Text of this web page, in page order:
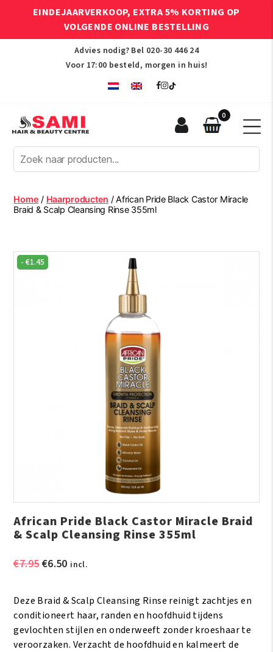
EINDEJAARVERKOOP, EXTRA 5% KORTING OP
VOLGENDE ONLINE BESTELLING
Advies nodig? Bel 020-30 446 24
Voor 17:00 besteld, morgen in huis!
Afro
Hair
Beauty
Centre
0
Home / Haarproducten / African Pride Black Castor Miracle
Braid & Scalp Cleansing Rinse 355ml
-€1.45
African Pride Black Castor Miracle Braid
& Scalp Cleansing Rinse 355ml
€7.95Oorspronkelijke
€7.95.
€6.50Huidige
€6.50.
incl.
Deze Braid & Scalp Cleansing Rinse reinigt zachtjes en
conditioneert haar, randen en hoofdhuid tijdens
gevlochten stijlen en onderweeft zonder kroeshaar te
veroorzaken. Verzacht de hoofdhuid en kalmeert de